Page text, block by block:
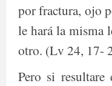
por fractura, ojo
le hará la misma
otro. (Lv 24, 17-
Pero si